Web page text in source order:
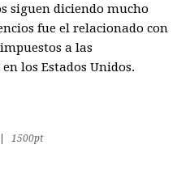
siguen diciendo mucho
fue el relacionado con
a las
los Estados Unidos.
1500pt